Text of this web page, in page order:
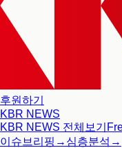
후원하기
KBR NEWS
KBR NEWS 전체보기
이슈브리핑 → 심층분석 →